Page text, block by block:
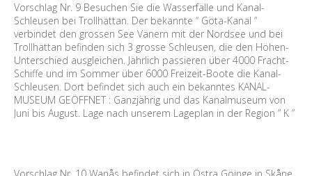
Vorschlag Nr. 9 Besuchen Sie die Wasserfälle und Kanal-
Schleusen bei Trollhättan. Der bekannte “ Göta-Kanal “
verbindet den grossen See Vänern mit der Nordsee und bei
Trollhättan befinden sich 3 grosse Schleusen, die den Höhen-
Unterschied ausgleichen. Jährlich passieren über 4000 Fracht-
Schiffe und im Sommer über 6000 Freizeit-Boote die Kanal-
Schleusen. Dort befindet sich auch ein bekanntes KANAL-
MUSEUM GEÖFFNET : Ganzjährig und das Kanalmuseum von
Juni bis August. Lage nach unserem Lageplan in der Region “ K “